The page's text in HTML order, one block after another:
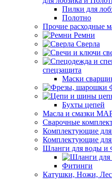
Пилки для
Полотно
Прочие расходные
Ремни
Сверла
спецзащита
Маски
Бухты цепей
Масла и смазки
Сварочные
Комплектующие для
Комплектующие для
Шланги для воды и
Фитинги
Катушки, Ножи,